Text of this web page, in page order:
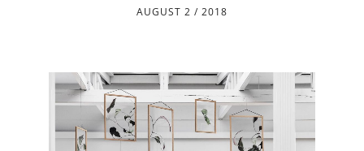
AUGUST 2 / 2018